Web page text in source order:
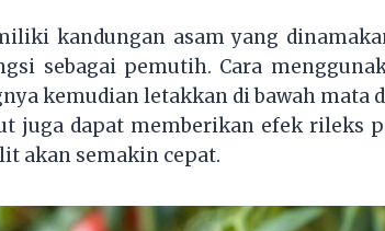
kandungan asam yang
sebagai pemutih. Cara
kemudian letakkan di bawah mata
juga dapat memberikan efek rileks
akan semakin cepat.